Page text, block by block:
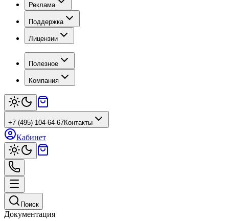
Реклама
Поддержка
Лицензии
Полезное
Компания
+7 (495) 104-64-67Контакты
Кабинет
Поиск
Документация